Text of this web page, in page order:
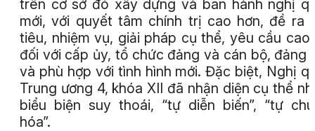
trên cơ sở đó xây dựng và ban hành nghị
mới, với quyết tâm chính trị cao hơn, đề ra
tiêu, nhiệm vụ, giải pháp cụ thể, yêu cầu cao
đối với cấp ủy, tổ chức đảng và cán bộ, đảng
và phù hợp với tình hình mới. Đặc biệt, Nghị
Trung ương 4, khóa XII đã nhận diện cụ thể
biểu biện suy thoái, “tự diễn biến”, “tự
hóa”.